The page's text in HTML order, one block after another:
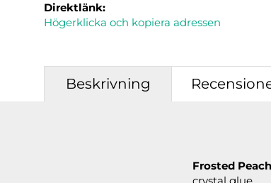
Direktlänk:
Högerklicka och kopiera adressen
Beskrivning
Frosted